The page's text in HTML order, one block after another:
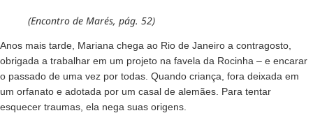
(Encontro de Marés, pág. 52)
Anos mais tarde, Mariana chega ao Rio de Janeiro a contragosto,
obrigada a trabalhar em um projeto na favela da Rocinha – e encarar
o passado de uma vez por todas. Quando criança, fora deixada em
um orfanato e adotada por um casal de alemães. Para tentar
esquecer traumas, ela nega suas origens.